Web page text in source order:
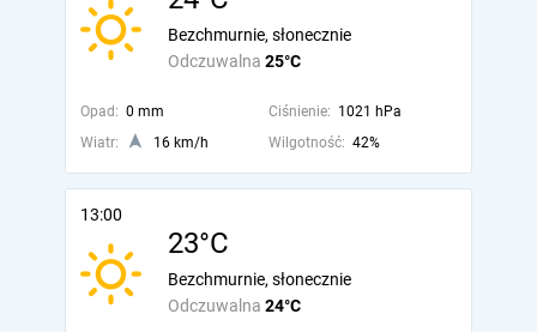
Odczuwalna 25°C
Bezchmurnie, słonecznie
Opad: 0 mm Ciśnienie: 1021 hPa
Wiatr:
16 km/h Wilgotność: 42%
13:00
23°C
Odczuwalna 24°C
Bezchmurnie, słonecznie